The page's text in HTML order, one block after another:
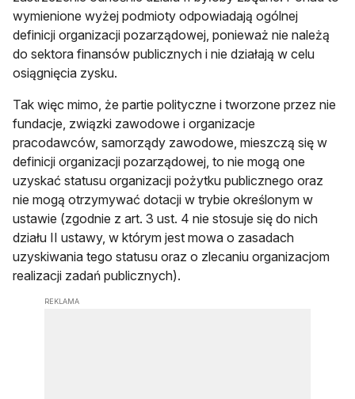
wymienione wyżej podmioty odpowiadają ogólnej
definicji organizacji pozarządowej, ponieważ nie należą
do sektora finansów publicznych i nie działają w celu
osiągnięcia zysku.
Tak więc mimo, że partie polityczne i tworzone przez nie
fundacje, związki zawodowe i organizacje
pracodawców, samorządy zawodowe, mieszczą się w
definicji organizacji pozarządowej, to nie mogą one
uzyskać statusu organizacji pożytku publicznego oraz
nie mogą otrzymywać dotacji w trybie określonym w
ustawie (zgodnie z art. 3 ust. 4 nie stosuje się do nich
działu II ustawy, w którym jest mowa o zasadach
uzyskiwania tego statusu oraz o zlecaniu organizacjom
realizacji zadań publicznych).
REKLAMA